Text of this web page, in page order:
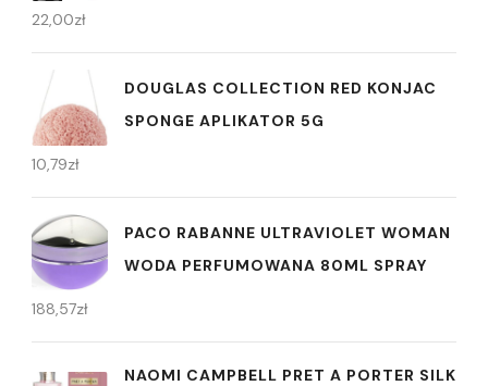
22,00zł
DOUGLAS COLLECTION RED KONJAC
SPONGE APLIKATOR 5G
10,79zł
PACO RABANNE ULTRAVIOLET WOMAN
WODA PERFUMOWANA 80ML SPRAY
188,57zł
NAOMI CAMPBELL PRET A PORTER SILK